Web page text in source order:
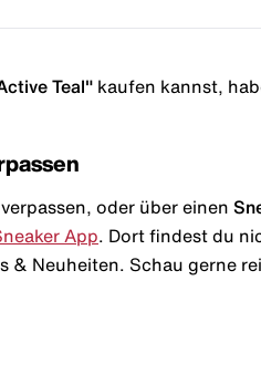
Teal" kaufen kannst,
oder über einen
App . Dort findest du
& Neuheiten. Schau gerne